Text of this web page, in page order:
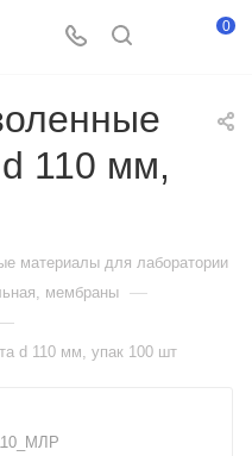
0
110 мм,
материалы для лаборатории
мембраны —
d 110 мм, упак 100 шт